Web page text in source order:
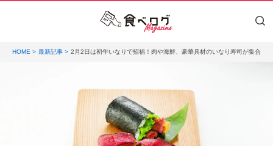
HOME 最新記事 2月2日は初午いなりで招福！肉や海鮮、豪華具材のいなり寿司が集合